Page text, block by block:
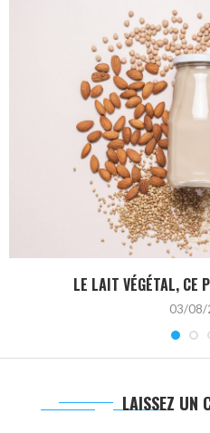
LE LAIT VÉGÉTAL, CE
03/08/
LAISSEZ UN